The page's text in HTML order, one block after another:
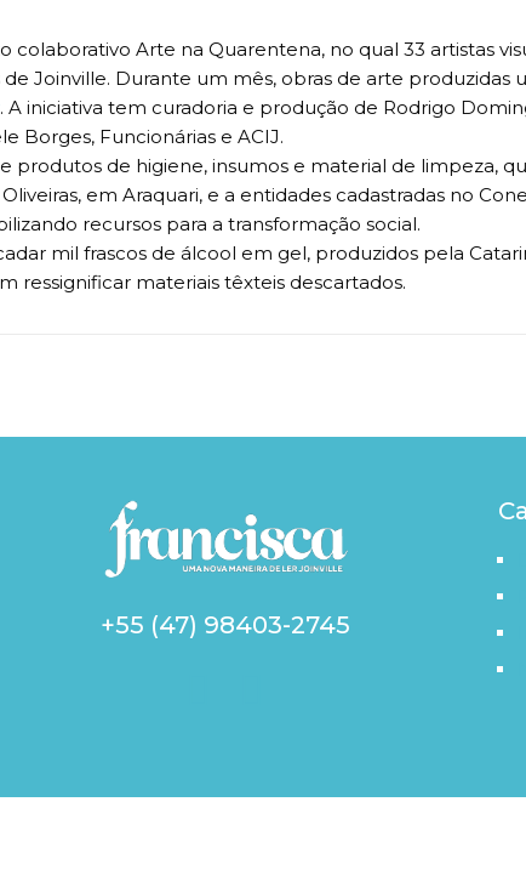
colaborativo Arte na Quarentena, no qual 33 artistas
Joinville. Durante um mês, obras de arte
. A iniciativa tem curadoria e produção de Rodrigo
Borges, Funcionárias e ACIJ.
de higiene, insumos e material de limpeza,
em Araquari, e a entidades cadastradas no
recursos para a transformação social.
mil frascos de álcool em gel, produzidos pela
ressignificar materiais têxteis descartados.
+55 (47) 98403-2745